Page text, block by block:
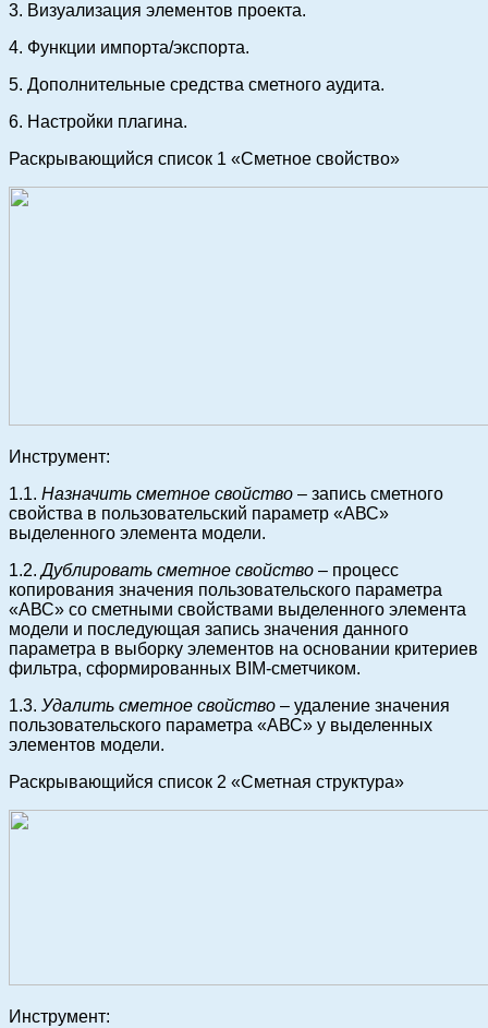
3. Визуализация элементов проекта.
4. Функции импорта/экспорта.
5. Дополнительные средства сметного аудита.
6. Настройки плагина.
Раскрывающийся список 1 «Сметное свойство»
Инструмент:
1.1. Назначить сметное свойство – запись сметного
свойства в пользовательский параметр «АВС»
выделенного элемента модели.
1.2.Дублировать сметное свойство – процесс
копирования значения пользовательского параметра
«АВС» со сметными свойствами выделенного элемента
модели и последующая запись значения данного
параметра в выборку элементов на основании критериев
фильтра, сформированных BIM-сметчиком.
1.3. Удалить сметное свойство – удаление значения
пользовательского параметра «АВС» у выделенных
элементов модели.
Раскрывающийся список 2 «Сметная структура»
Инструмент: